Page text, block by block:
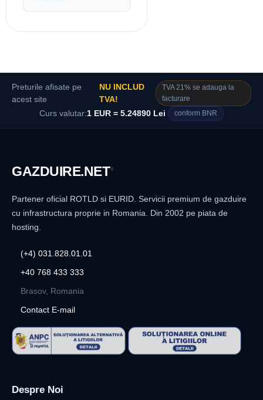
Preturile afisate pe
acest site
NU INCLUD
TVA!
TVA 21% se adauga la
facturare
Curs valutar:1 EUR = 5.24890 Lei conform BNR
GAZDUIRE.NET®
Partener oficial ROTLD si EURID. Servicii premium de gazduire
cu infrastructura proprie in Romania. Din 2002 pe piata de
hosting.
(+4) 031.828.01.01
+40 768 433 333
Brasov, Romania
Contact E-mail
Despre Noi